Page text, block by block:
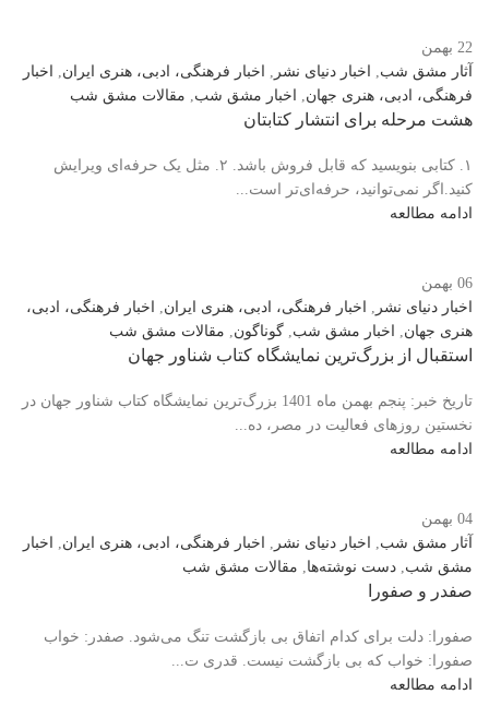
22 بهمن
آثار مشق شب
اخبار دنیای نشر اخبار فرهنگی، ادبی، هنری ایران
اخبار
فرهنگی، ادبی، هنری جهان
اخبار مشق شب مقالات مشق شب
هشت مرحله برای انتشار کتابتان
۱. کتابی بنویسید که قابل فروش باشد. ۲. مثل یک حرفه‌ای ویرایش
کنید.اگر نمی‌توانید، حرفه‎‌ای‌تر است...
ادامه مطالعه
06 بهمن
اخبار دنیای نشر
اخبار فرهنگی، ادبی، هنری ایران
اخبار فرهنگی، ادبی،
هنری جهان
اخبار مشق شب گوناگون مقالات مشق شب
استقبال از بزرگ‌ترین نمایشگاه کتاب شناور جهان
تاریخ خبر: پنجم بهمن ماه 1401 بزرگ‌ترین نمایشگاه کتاب شناور جهان در
نخستین روزهای فعالیت در مصر، ده...
ادامه مطالعه
04 بهمن
آثار مشق شب
اخبار دنیای نشر اخبار فرهنگی، ادبی، هنری ایران
اخبار
مشق شب دست نوشته‌ها مقالات مشق شب
صفدر و صفورا
صفورا: دلت برای کدام اتفاق بی بازگشت تنگ می‌شود. صفدر: خواب
صفورا: خواب که بی بازگشت نیست. قدری ت...
ادامه مطالعه